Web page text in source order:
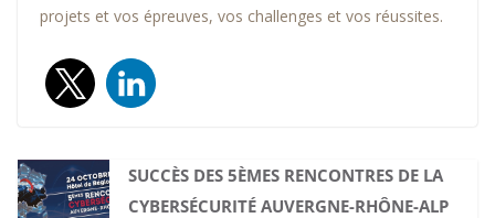
projets et vos épreuves, vos challenges et vos réussites.
SUCCÈS DES 5ÈMES RENCONTRES DE LA
CYBERSÉCURITÉ AUVERGNE-RHÔNE-ALP